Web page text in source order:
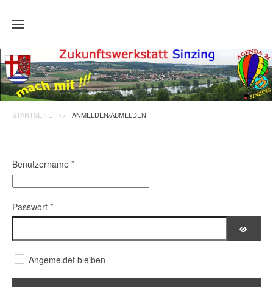
Zum Hauptinhalt springen
STARTSEITE ANMELDEN/ABMELDEN
Benutzername *
Passwort *
Angemeldet bleiben